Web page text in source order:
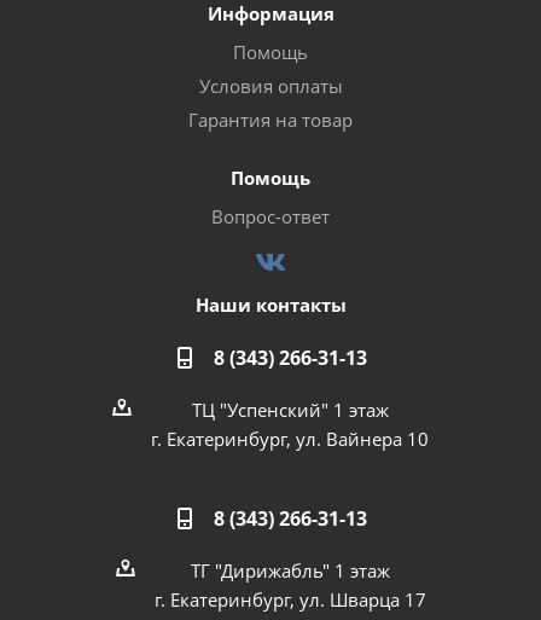
Информация
Помощь
Условия оплаты
Гарантия на товар
Помощь
Вопрос-ответ
Наши контакты
8 (343) 266-31-13
ТЦ "Успенский" 1 этаж
г. Екатеринбург, ул. Вайнера 10
8 (343) 266-31-13
ТГ "Дирижабль" 1 этаж
г. Екатеринбург, ул. Шварца 17